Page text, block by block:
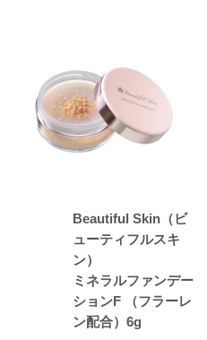
Beautiful Skin（ビ
ューティフルスキ
ン）
ミネラルファンデー
ションF （フラーレ
ン配合）6g